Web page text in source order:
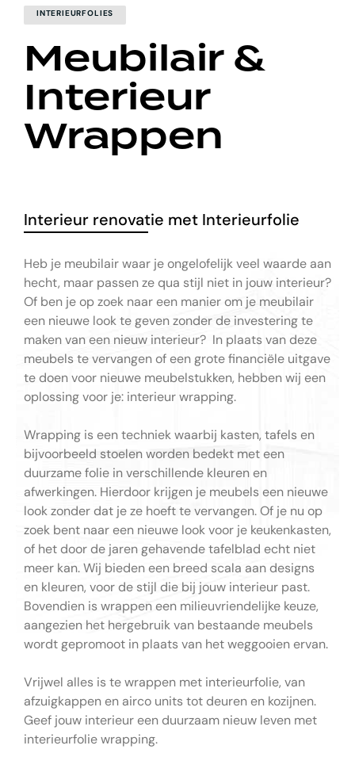
INTERIEURFOLIES
Meubilair &
Interieur
Wrappen
Interieur renovatie met Interieurfolie
Heb je meubilair waar je ongelofelijk veel waarde aan
hecht, maar passen ze qua stijl niet in jouw interieur?
Of ben je op zoek naar een manier om je meubilair
een nieuwe look te geven zonder de investering te
maken van een nieuw interieur? In plaats van deze
meubels te vervangen of een grote financiële uitgave
te doen voor nieuwe meubelstukken, hebben wij een
oplossing voor je: interieur wrapping.
Wrapping is een techniek waarbij kasten, tafels en
bijvoorbeeld stoelen worden bedekt met een
duurzame folie in verschillende kleuren en
afwerkingen. Hierdoor krijgen je meubels een nieuwe
look zonder dat je ze hoeft te vervangen. Of je nu op
zoek bent naar een nieuwe look voor je keukenkasten,
of het door de jaren gehavende tafelblad echt niet
meer kan. Wij bieden een breed scala aan designs
en kleuren, voor de stijl die bij jouw interieur past.
Bovendien is wrappen een milieuvriendelijke keuze,
aangezien het hergebruik van bestaande meubels
wordt gepromoot in plaats van het weggooien ervan.
Vrijwel alles is te wrappen met interieurfolie, van
afzuigkappen en airco units tot deuren en kozijnen.
Geef jouw interieur een duurzaam nieuw leven met
interieurfolie wrapping.